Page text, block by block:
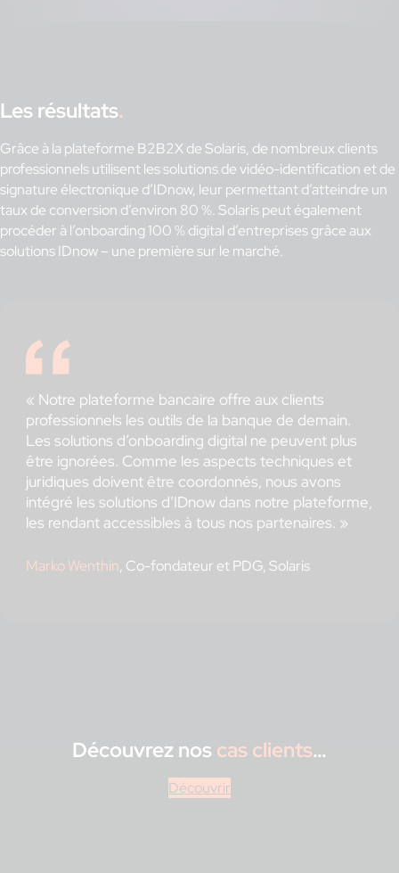
Les résultats.
Grâce à la plateforme B2B2X de Solaris, de nombreux clients
professionnels utilisent les solutions de vidéo-identification et de
signature électronique d’IDnow, leur permettant d’atteindre un
taux de conversion d’environ 80 %. Solaris peut également
procéder à l’onboarding 100 % digital d’entreprises grâce aux
solutions IDnow – une première sur le marché.
« Notre plateforme bancaire offre aux clients
professionnels les outils de la banque de demain.
Les solutions d’onboarding digital ne peuvent plus
être ignorées. Comme les aspects techniques et
juridiques doivent être coordonnés, nous avons
intégré les solutions d’IDnow dans notre plateforme,
les rendant accessibles à tous nos partenaires. »
Marko Wenthin, Co-fondateur et PDG, Solaris
Découvrez noscas clients…
Découvrir